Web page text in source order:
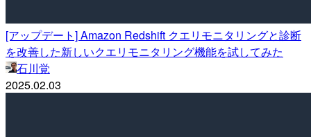
[アップデート] Amazon Redshift クエリモニタリングと診断
を改善した新しいクエリモニタリング機能を試してみた
石川覚
2025.02.03